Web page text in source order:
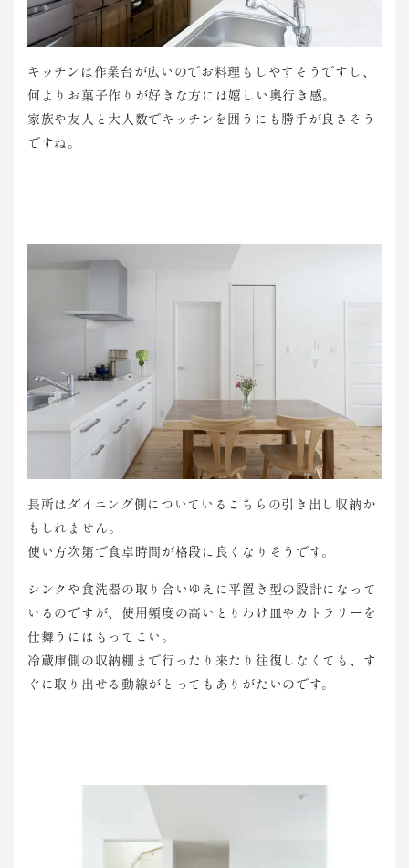
キッチンは作業台が広いのでお料理もしやすそうですし、
何よりお菓子作りが好きな方には嬉しい奥行き感。
家族や友人と大人数でキッチンを囲うにも勝手が良さそう
ですね。
長所はダイニング側についているこちらの引き出し収納か
もしれません。
使い方次第で食卓時間が格段に良くなりそうです。
シンクや食洗器の取り合いゆえに平置き型の設計になって
いるのですが、使用頻度の高いとりわけ皿やカトラリーを
仕舞うにはもってこい。
冷蔵庫側の収納棚まで行ったり来たり往復しなくても、す
ぐに取り出せる動線がとってもありがたいのです。